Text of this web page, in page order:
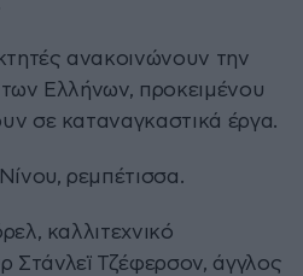
ανακοινώνουν την
των Ελλήνων, προκειμένου
σε καταναγκαστικά έργα.
ρεμπέτισσα.
καλλιτεχνικό
Τζέφερσον, άγγλος